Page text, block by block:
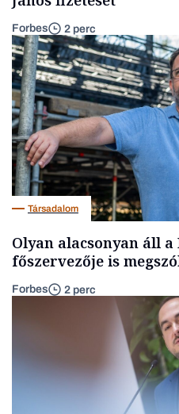
Forbes 2 perc
Társadalom
Olyan alacsonyan áll a
főszervezője is
Forbes 2 perc